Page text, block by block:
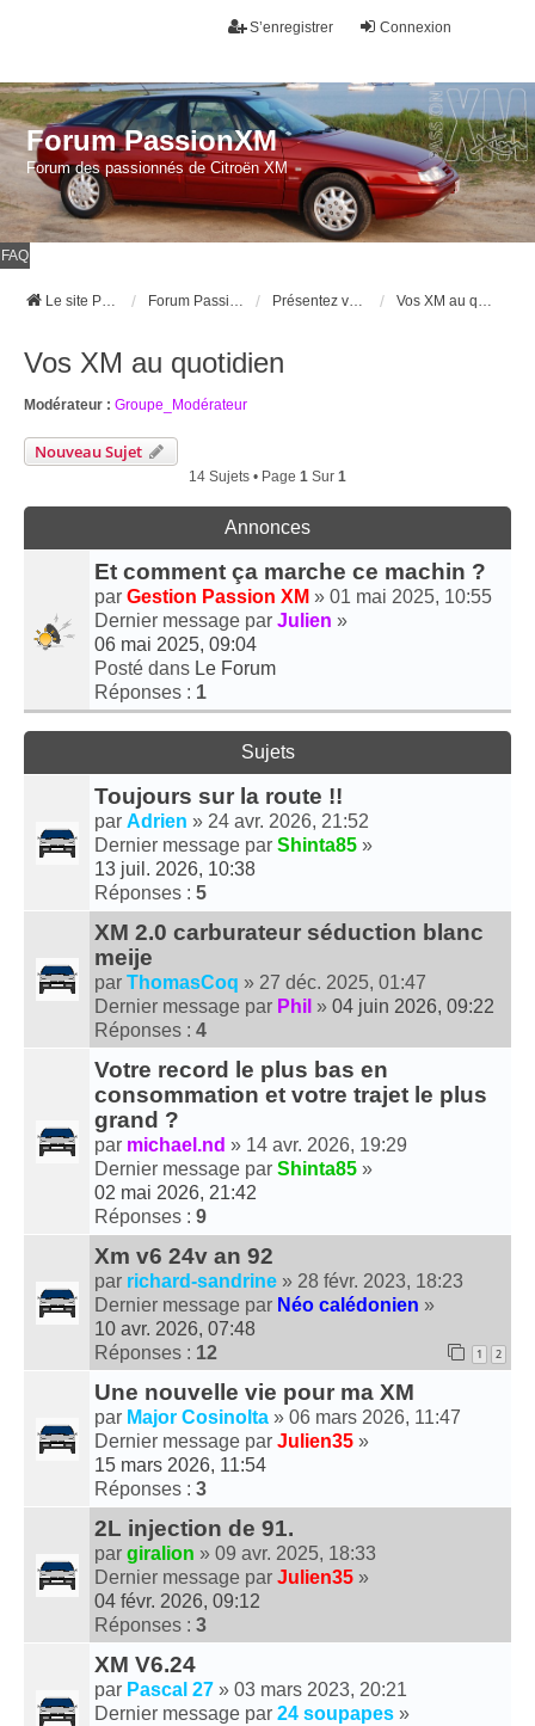
Connexion
S’enregistrer
Forum PassionXM
Forum des passionnés de Citroën XM
FAQ
Le site Passion XM Forum Passion XM Présentez vous et Présentez nous votre XM Vos XM au quotidien
Vos XM au quotidien
Modérateur : Groupe_Modérateur
Nouveau Sujet
14 Sujets • Page 1 Sur 1
Annonces
Et comment ça marche ce machin ?
par Gestion Passion XM » 01 mai 2025, 10:55
Dernier message par Julien »
06 mai 2025, 09:04
Posté dans Le Forum
Réponses : 1
Sujets
Toujours sur la route !!
par Adrien » 24 avr. 2026, 21:52
Dernier message par Shinta85 »
13 juil. 2026, 10:38
Réponses : 5
XM 2.0 carburateur séduction blanc
meije
par ThomasCoq » 27 déc. 2025, 01:47
Dernier message par Phil » 04 juin 2026, 09:22
Réponses : 4
Votre record le plus bas en
consommation et votre trajet le plus
grand ?
par michael.nd » 14 avr. 2026, 19:29
Dernier message par Shinta85 »
02 mai 2026, 21:42
Réponses : 9
Xm v6 24v an 92
par richard-sandrine » 28 févr. 2023, 18:23
Dernier message par Néo calédonien »
10 avr. 2026, 07:48
Réponses : 12 1 2
Une nouvelle vie pour ma XM
par Major Cosinolta » 06 mars 2026, 11:47
Dernier message par Julien35 »
15 mars 2026, 11:54
Réponses : 3
2L injection de 91.
par giralion » 09 avr. 2025, 18:33
Dernier message par Julien35 »
04 févr. 2026, 09:12
Réponses : 3
XM V6.24
par Pascal 27 » 03 mars 2023, 20:21
Dernier message par 24 soupapes »